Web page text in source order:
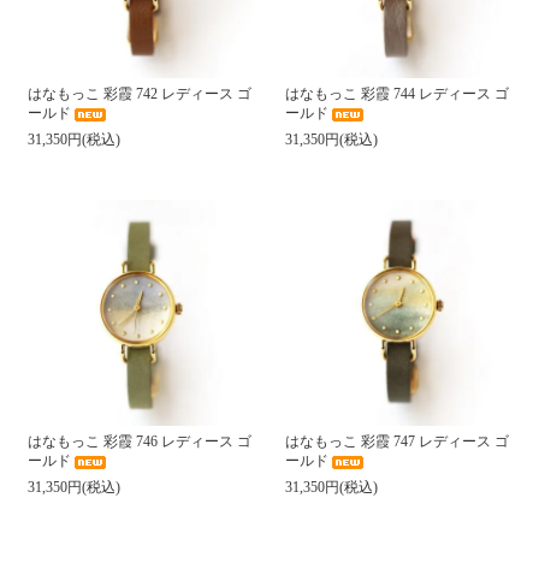
はなもっこ 彩霞 742 レディース ゴ
ールド
31,350円(税込)
はなもっこ 彩霞 744 レディース ゴ
ールド
31,350円(税込)
はなもっこ 彩霞 746 レディース ゴ
ールド
31,350円(税込)
はなもっこ 彩霞 747 レディース ゴ
ールド
31,350円(税込)